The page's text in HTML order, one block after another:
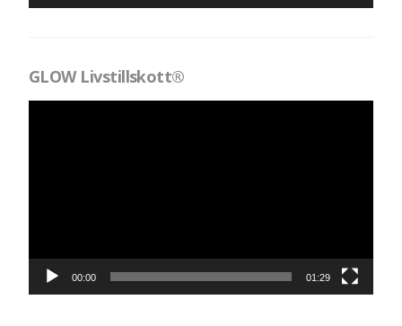
GLOW Livstillskott®
00:00 01:29